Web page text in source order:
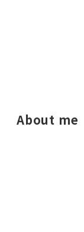
About me